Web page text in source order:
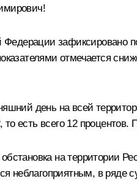
Федерации
отмечается
день на всей
то есть всего 12
на территории
неблагоприятным, в ряде